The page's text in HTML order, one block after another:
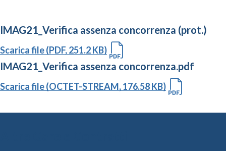
IMAG21_Verifica assenza concorrenza (prot.)
Scarica file (PDF, 251.2 KB)
IMAG21_Verifica assenza concorrenza.pdf
Scarica file (OCTET-STREAM, 176.58 KB)